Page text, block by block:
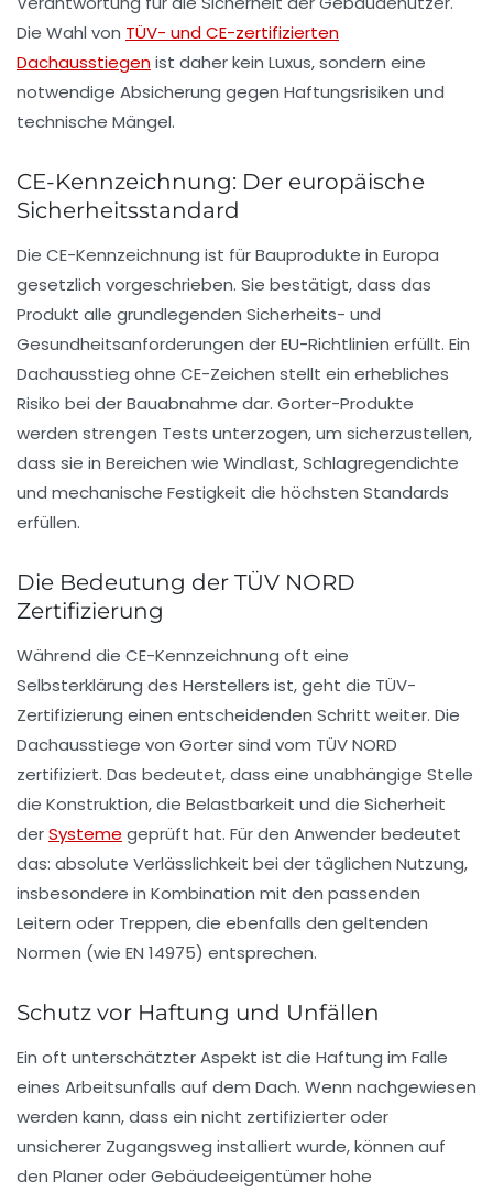
Die Wahl von TÜV- und CE-zertifizierten
Dachausstiegenist daher kein Luxus, sondern eine
notwendige Absicherung gegen Haftungsrisiken und
technische Mängel.
CE-Kennzeichnung: Der europäische
Sicherheitsstandard
Die CE-Kennzeichnung ist für Bauprodukte in Europa
gesetzlich vorgeschrieben. Sie bestätigt, dass das
Produkt alle grundlegenden Sicherheits- und
Gesundheitsanforderungen der EU-Richtlinien erfüllt. Ein
Dachausstieg ohne CE-Zeichen stellt ein erhebliches
Risiko bei der Bauabnahme dar. Gorter-Produkte
werden strengen Tests unterzogen, um sicherzustellen,
dass sie in Bereichen wie Windlast, Schlagregendichte
und mechanische Festigkeit die höchsten Standards
erfüllen.
Die Bedeutung der TÜV NORD
Zertifizierung
Während die CE-Kennzeichnung oft eine
Selbsterklärung des Herstellers ist, geht die TÜV-
Zertifizierung einen entscheidenden Schritt weiter. Die
Dachausstiege von Gorter sind vom TÜV NORD
zertifiziert. Das bedeutet, dass eine unabhängige Stelle
die Konstruktion, die Belastbarkeit und die Sicherheit
derSysteme geprüft hat. Für den Anwender bedeutet
das: absolute Verlässlichkeit bei der täglichen Nutzung,
insbesondere in Kombination mit den passenden
Leitern oder Treppen, die ebenfalls den geltenden
Normen (wie EN 14975) entsprechen.
Schutz vor Haftung und Unfällen
Ein oft unterschätzter Aspekt ist die Haftung im Falle
eines Arbeitsunfalls auf dem Dach. Wenn nachgewiesen
werden kann, dass ein nicht zertifizierter oder
unsicherer Zugangsweg installiert wurde, können auf
den Planer oder Gebäudeeigentümer hohe